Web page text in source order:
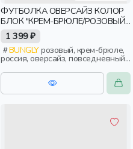
ФУТБОЛКА ОВЕРСАЙЗ КОЛОР
БЛОК "КРЕМ-БРЮЛЕ/РОЗОВЫЙ
ЗЕФИР"
1 399 ₽
BUNGLYрозовый, крем-брюле,
россия, оверсайз, повседневный,
спорт, актив, девочки, дети,
малыши, дошкольники